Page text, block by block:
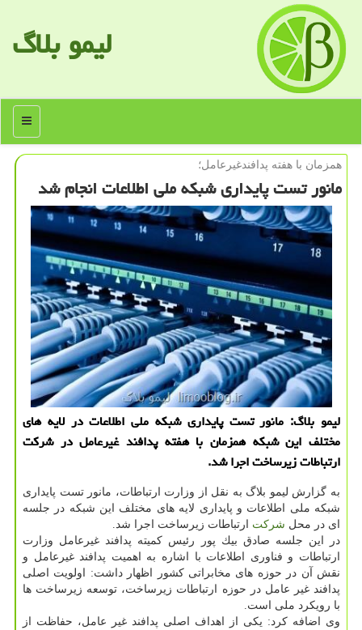
لیمو بلاگ
منو
همزمان با هفته پدافندغیرعامل؛
مانور تست پایداری شبكه ملی اطلاعات انجام شد
لیمو بلاگ: مانور تست پایداری شبكه ملی اطلاعات در لایه های
مختلف این شبكه همزمان با هفته پدافند غیرعامل در شركت
ارتباطات زیرساخت اجرا شد.
به گزارش لیمو بلاگ به نقل از وزارت ارتباطات، مانور تست پایداری
شبكه ملی اطلاعات و پایداری لایه های مختلف این شبكه در جلسه
ای در محل شركت ارتباطات زیرساخت اجرا شد.
در این جلسه صادق بیك پور رئیس كمیته پدافند غیرعامل وزارت
ارتباطات و فناوری اطلاعات با اشاره به اهمیت پدافند غیرعامل و
نقش آن در حوزه های مخابراتی كشور اظهار داشت: اولویت اصلی
پدافند غیر عامل در حوزه ارتباطات زیرساخت، توسعه زیرساخت ها
با رویكرد ملی است.
وی اضافه كرد: یكی از اهداف اصلی پدافند غیر عامل، حفاظت از